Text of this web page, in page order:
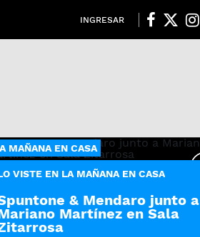
INGRESAR
MAÑANA EN CASA
VISTE EN LA MAÑANA EN CASA
& Mendaro junto a
Martínez en Sala